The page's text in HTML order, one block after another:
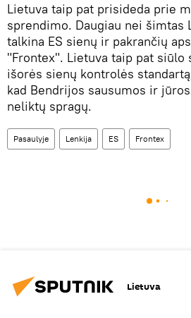
Lietuva taip pat prisideda prie
sprendimo. Daugiau nei šimtas
talkina ES sienų ir pakrančių
"Frontex". Lietuva taip pat siūlo
išorės sienų kontrolės
kad Bendrijos sausumos ir
neliktų spragų.
Pasaulyje Lenkija ES Frontex
Lietuva